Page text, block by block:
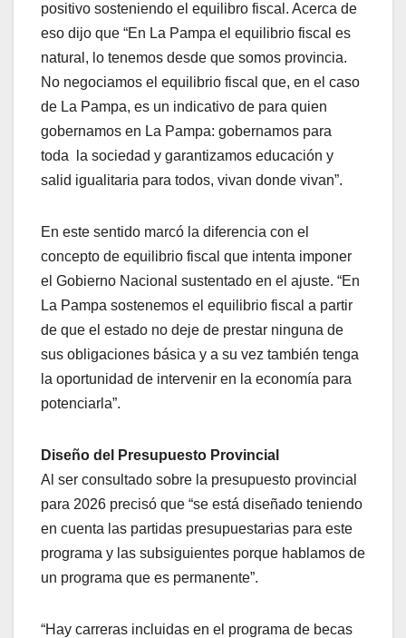
positivo sosteniendo el equilibro fiscal. Acerca de
eso dijo que “En La Pampa el equilibrio fiscal es
natural, lo tenemos desde que somos provincia.
No negociamos el equilibrio fiscal que, en el caso
de La Pampa, es un indicativo de para quien
gobernamos en La Pampa: gobernamos para
toda la sociedad y garantizamos educación y
salid igualitaria para todos, vivan donde vivan”.
En este sentido marcó la diferencia con el
concepto de equilibrio fiscal que intenta imponer
el Gobierno Nacional sustentado en el ajuste. “En
La Pampa sostenemos el equilibrio fiscal a partir
de que el estado no deje de prestar ninguna de
sus obligaciones básica y a su vez también tenga
la oportunidad de intervenir en la economía para
potenciarla”.
Diseño del Presupuesto Provincial
Al ser consultado sobre la presupuesto provincial
para 2026 precisó que “se está diseñado teniendo
en cuenta las partidas presupuestarias para este
programa y las subsiguientes porque hablamos de
un programa que es permanente”.
“Hay carreras incluidas en el programa de becas